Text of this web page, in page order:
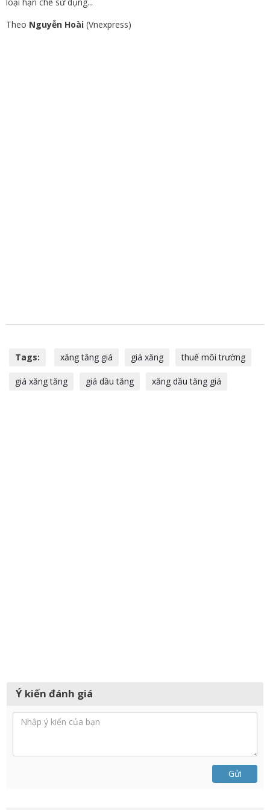
Theo Nguyễn Hoài (Vnexpress)
Tags: xăng tăng giá giá xăng thuế môi trường
giá xăng tăng giá dầu tăng xăng dầu tăng giá
Ý kiến đánh giá
Gửi